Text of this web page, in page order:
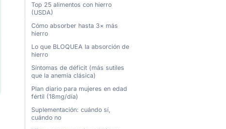
Top 25 alimentos con hierro
(USDA)
Cómo absorber hasta 3× más
hierro
Lo que BLOQUEA la absorción de
hierro
Síntomas de déficit (más sutiles
que la anemia clásica)
Plan diario para mujeres en edad
fértil (18mg/día)
Suplementación: cuándo sí,
cuándo no